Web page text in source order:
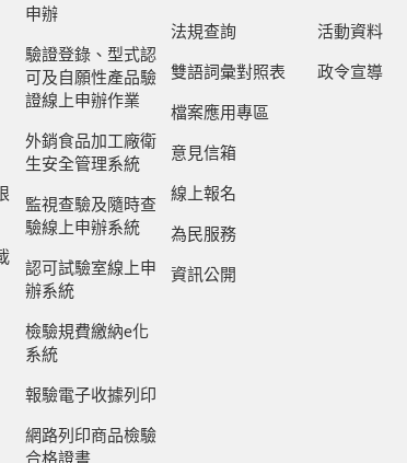
申辦
驗證登錄、型式認
可及自願性產品驗
證線上申辦作業
外銷食品加工廠衛
生安全管理系統
監視查驗及隨時查
驗線上申辦系統
認可試驗室線上申
辦系統
檢驗規費繳納e化
系統
報驗電子收據列印
網路列印商品檢驗
合格證書
法規查詢
雙語詞彙對照表
檔案應用專區
意見信箱
線上報名
為民服務
資訊公開
活動資料
政令宣導